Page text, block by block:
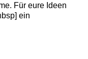
Für eure Ideen
ein